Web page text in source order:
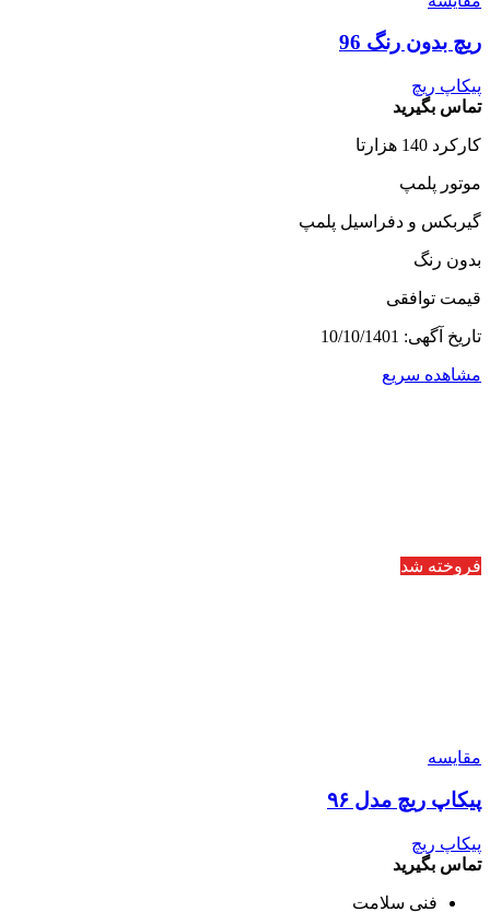
ریچ بدون رنگ 96
پیکاپ ریچ
تماس بگیرید
کارکرد 140 هزارتا
موتور پلمپ
گیربکس و دفراسیل پلمپ
بدون رنگ
قیمت توافقی
تاریخ آگهی: 10/10/1401
مشاهده سریع
فروخته شد
مقایسه
پیکاپ ریچ مدل ۹۶
پیکاپ ریچ
تماس بگیرید
فنی سلامت